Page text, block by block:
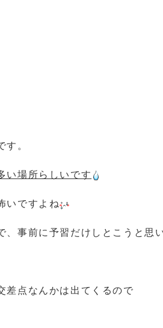
。
い場所らしいです
いですよね
事前に予習だけしとこうと思い
差点なんかは出てくるので